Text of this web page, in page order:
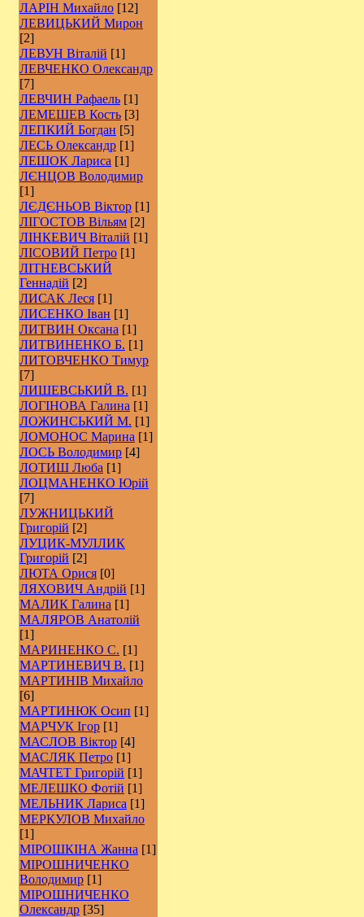
ЛАРІН Михайло [12]
ЛЕВИЦЬКИЙ Мирон
[2]
ЛЕВУН Віталій [1]
ЛЕВЧЕНКО Олександр
[7]
ЛЕВЧИН Рафаель [1]
ЛЕМЕШЕВ Кость [3]
ЛЕПКИЙ Богдан [5]
ЛЕСЬ Олександр [1]
ЛЕШОК Лариса [1]
ЛЄНЦОВ Володимир
[1]
ЛЄДЄНЬОВ Віктор [1]
ЛІГОСТОВ Вільям [2]
ЛІНКЕВИЧ Віталій [1]
ЛІСОВИЙ Петро [1]
ЛІТНЕВСЬКИЙ
Геннадій [2]
ЛИСАК Леся [1]
ЛИСЕНКО Іван [1]
ЛИТВИН Оксана [1]
ЛИТВИНЕНКО Б. [1]
ЛИТОВЧЕНКО Тимур
[7]
ЛИШЕВСЬКИЙ В. [1]
ЛОГІНОВА Галина [1]
ЛОЖИНСЬКИЙ М. [1]
ЛОМОНОС Марина [1]
ЛОСЬ Володимир [4]
ЛОТИШ Люба [1]
ЛОЦМАНЕНКО Юрій
[7]
ЛУЖНИЦЬКИЙ
Григорій [2]
ЛУЦИК-МУЛЛИК
Григорій [2]
ЛЮТА Орися [0]
ЛЯХОВИЧ Андрій [1]
МАЛИК Галина [1]
МАЛЯРОВ Анатолій
[1]
МАРИНЕНКО С. [1]
МАРТИНЕВИЧ В. [1]
МАРТИНІВ Михайло
[6]
МАРТИНЮК Осип [1]
МАРЧУК Ігор [1]
МАСЛОВ Віктор [4]
МАСЛЯК Петро [1]
МАЧТЕТ Григорій [1]
МЕЛЕШКО Фотій [1]
МЕЛЬНИК Лариса [1]
МЕРКУЛОВ Михайло
[1]
МІРОШКІНА Жанна [1]
МІРОШНИЧЕНКО
Володимир [1]
МІРОШНИЧЕНКО
Олександр [35]